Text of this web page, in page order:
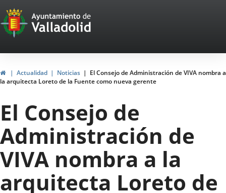
Portal
Web
del
Ayuntamiento
de
Valladolid
HomeActualidad Noticias
El Consejo de Administración de VIVA nombra a
la arquitecta Loreto de la Fuente como nueva gerente
El Consejo de
Administración de
VIVA nombra a la
arquitecta Loreto de